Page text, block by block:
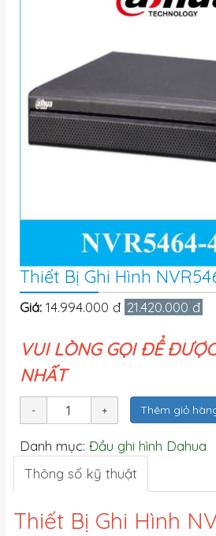
Thiết Bị Ghi Hình
Giá: 14.994.000 đ 21.420.000 đ
VUI LÒNG GỌI ĐỂ
NHẤT
Thêm giỏ
Danh mục: Đầu ghi hình Dahua
Thông số kỹ thuật
Thiết Bị Ghi Hình